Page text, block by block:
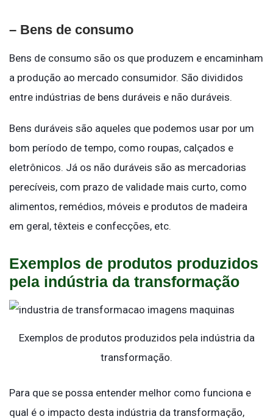
– Bens de consumo
Bens de consumo são os que produzem e encaminham
a produção ao mercado consumidor. São divididos
entre indústrias de bens duráveis e não duráveis.
Bens duráveis são aqueles que podemos usar por um
bom período de tempo, como roupas, calçados e
eletrônicos. Já os não duráveis são as mercadorias
perecíveis, com prazo de validade mais curto, como
alimentos, remédios, móveis e produtos de madeira
em geral, têxteis e confecções, etc.
Exemplos de produtos produzidos
pela indústria da transformação
Exemplos de produtos produzidos pela indústria da
transformação.
Para que se possa entender melhor como funciona e
qual é o impacto desta indústria da transformação,